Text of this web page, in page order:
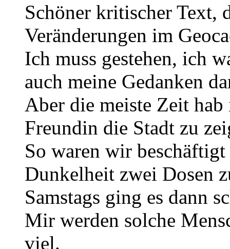
Schöner kritischer Text,
Veränderungen im
Ich muss gestehen, ich
auch meine Gedanken
Aber die meiste Zeit
Freundin die Stadt zu
So waren wir
Dunkelheit zwei Dosen
Samstags ging es dann
Mir werden solche
viel.